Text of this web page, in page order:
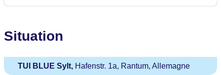
Situation
TUI BLUE Sylt, Hafenstr. 1a, Rantum, Allemagne